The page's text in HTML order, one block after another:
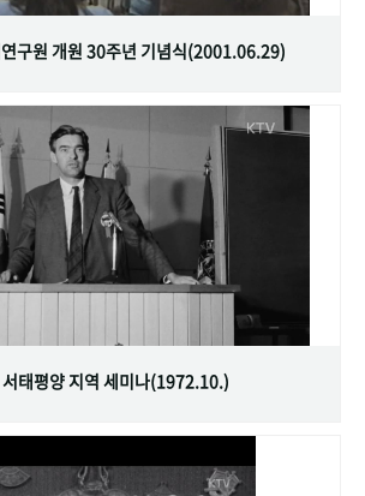
구원 개원 30주년 기념식(2001.06.29)
태평양 지역 세미나(1972.10.)